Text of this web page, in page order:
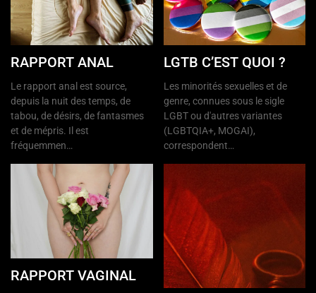
RAPPORT ANAL
Le rapport anal est source,
depuis la nuit des temps, de
tabou, de désirs, de fantasmes
et de mépris. Il est
fréquemmen…
LGTB C’EST QUOI ?
Les minorités sexuelles et de
genre, connues sous le sigle
LGBT ou d'autres variantes
(LGBTQIA+, MOGAI),
correspondent…
RAPPORT VAGINAL